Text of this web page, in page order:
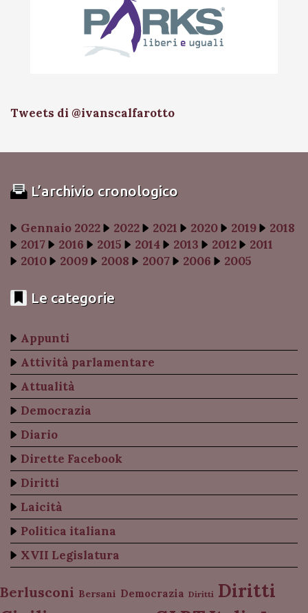
Tweets di @ivanscalfarotto
L’archivio cronologico
Gennaio 2022 2022 2021 2020 2019
2018
2017
2016 2015 2014 2013 2012
2011
2010
2009 2008 2007 2006 2005
Le categorie
Appunti
Attività parlamentare
Attualità
Democrazia
Diario
Dirette Facebook
Diritti
Laicità
Politica italiana
XVII Legislatura
Berlusconi Bersani Democrazia Diritti Diritti